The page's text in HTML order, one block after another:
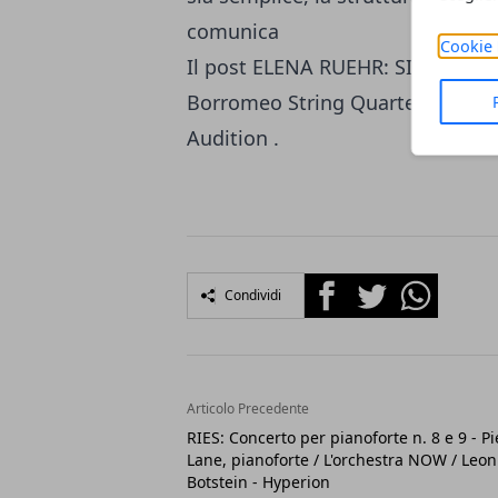
Cookie
comunica
Il post ELENA RUEHR: SIX
Borromeo String Quartet - Avie è
Audition .
Condividi FacebookTwitterWhatsapp
Articolo Precedente
RIES: Concerto per pianoforte n. 8 e 9 -
Lane, pianoforte / L'orchestra NOW / Leon
Botstein - Hyperion